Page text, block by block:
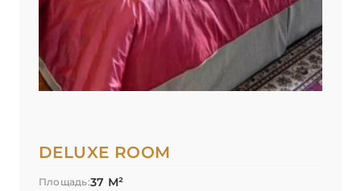
DELUXE ROOM
Площадь:37 М²